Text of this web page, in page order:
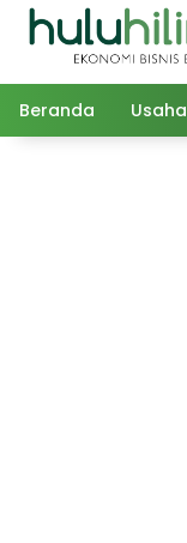
Langsung
Beranda Usaha